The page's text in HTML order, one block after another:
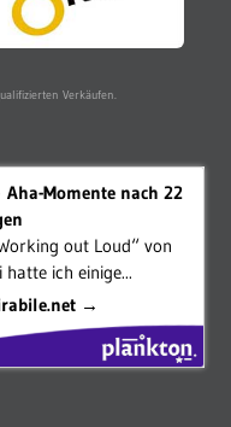
Verkäufen.
Momente nach 22
out Loud“ von
hatte ich einige...
→